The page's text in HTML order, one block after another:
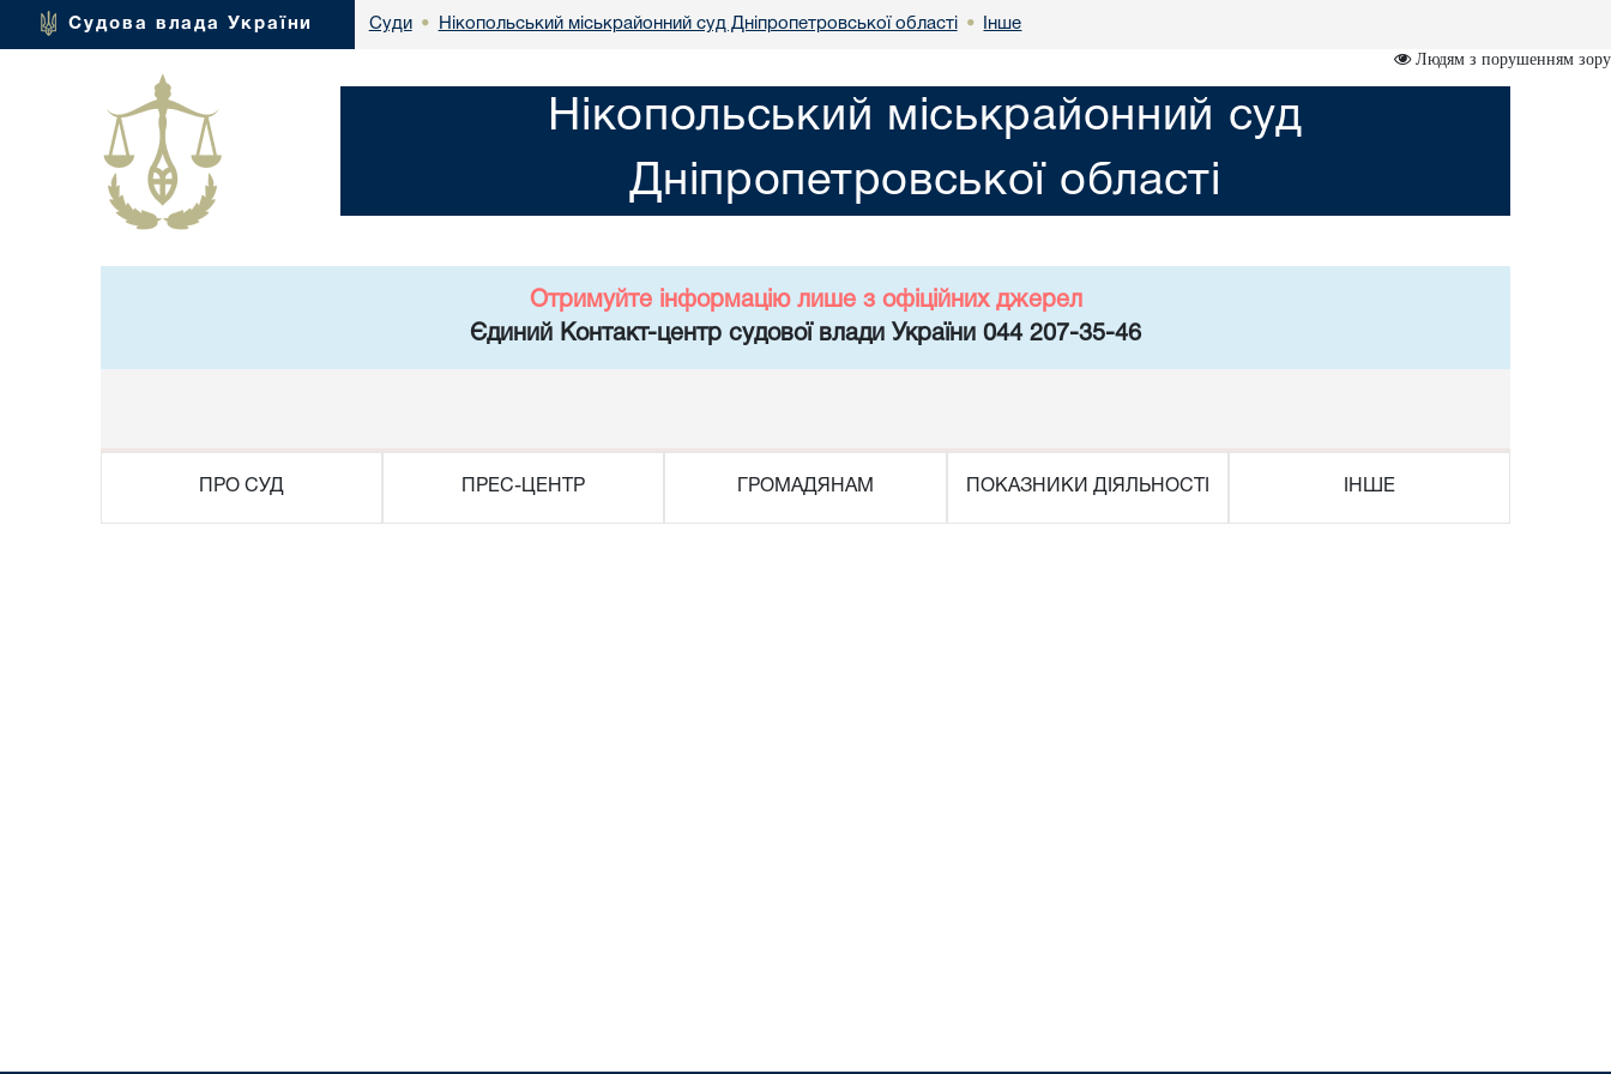
Судова влада України Суди • Нікопольський міськрайонний суд Дніпропетровської області • Інше
Людям з порушенням зору
Нікопольський міськрайонний суд
Дніпропетровської області
Отримуйте інформацію лише з офіційних джерел
Єдиний Контакт-центр судової влади України 044 207-35-46
ПРО СУД ПРЕС-ЦЕНТР ГРОМАДЯНАМ ПОКАЗНИКИ ДІЯЛЬНОСТІ ІНШЕ